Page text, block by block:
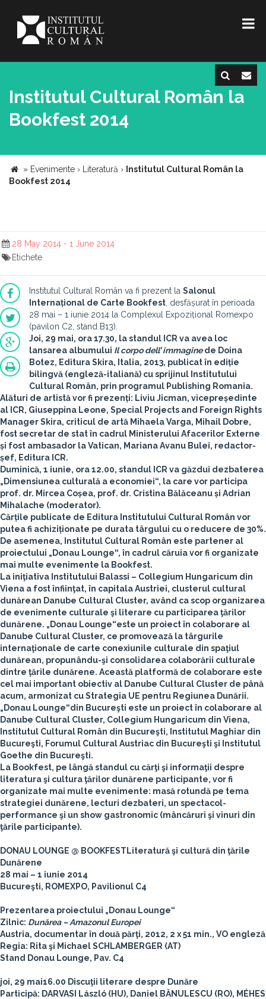
Institutul Cultural Român la
Bookfest 2014
» Evenimente › Literatură › Institutul Cultural Român la
Bookfest 2014
28 May 2014 - 1 June 2014
Etichete
Institutul Cultural Român va fi prezent la Salonul
Internațional de Carte Bookfest , desfășurat în perioada
28 mai – 1 iunie 2014 la Complexul Expozițional Romexpo
(pavilon C2, stand B13).
Joi, 29 mai, ora 17.30, la standul ICR va avea loc
lansarea albumului Il corpo dell’ immaginede Doina
Botez, Editura Skira, Italia, 2013, publicat în ediție
bilingvă (engleză-italiană) cu sprijinul Institutului
Cultural Român, prin programul Publishing Romania.
Alături de artistă vor fi prezenți: Liviu Jicman, vicepreședinte
al ICR, Giuseppina Leone, Special Projects and Foreign Rights
Manager Skira, criticul de artă Mihaela Varga, Mihail Dobre,
fost secretar de stat în cadrul Ministerului Afacerilor Externe
și fost ambasador la Vatican, Mariana Avanu Bulei, redactor-
șef, Editura ICR.
Duminică, 1 iunie, ora 12.00, standul ICR va găzdui dezbaterea
„ Dimensiunea culturală a economiei“, la care vor participa
prof. dr. Mircea Coșea, prof. dr. Cristina Bălăceanu și Adrian
Mihalache (moderator).
Cărțile publicate de Editura Institutului Cultural Român vor
putea fi achiziționate pe durata târgului cu o reducere de 30%.
De asemenea, Institutul Cultural Român este partener al
proiectului „ Donau Lounge“, în cadrul căruia vor fi organizate
mai multe evenimente la Bookfest.
La iniţiativa Institutului Balassi – Collegium Hungaricum din
Viena a fost înfiinţat, în capitala Austriei, clusterul cultural
dunărean Danube Cultural Cluster, având ca scop organizarea
de evenimente culturale şi literare cu participarea ţărilor
dunărene. „ Donau Lounge“este un proiect în colaborare al
Danube Cultural Cluster, ce promovează la târgurile
internaţionale de carte conexiunile culturale din spaţiul
dunărean, propunându-şi consolidarea colaborării culturale
dintre ţările dunărene. Această platformă de colaborare este
cel mai important obiectiv al Danube Cultural Cluster de până
acum, armonizat cu Strategia UE pentru Regiunea Dunării.
„Donau Lounge“din Bucureşti este un proiect în colaborare al
Danube Cultural Cluster, Collegium Hungaricum din Viena,
Institutul Cultural Român din Bucureşti, Institutul Maghiar din
Bucureşti, Forumul Cultural Austriac din Bucureşti şi Institutul
Goethe din Bucureşti.
La Bookfest, pe lângă standul cu cărţi şi informaţii despre
literatura şi cultura ţărilor dunărene participante, vor fi
organizate mai multe evenimente: masă rotundă pe tema
strategiei dunărene, lecturi dezbateri, un spectacol-
performance şi un show gastronomic (mâncăruri şi vinuri din
ţările participante).
DONAU LOUNGE @ BOOKFEST Literatură şi cultură din ţările
Dunărene
28 mai – 1 iunie 2014
Bucureşti, ROMEXPO, Pavilionul C4
Prezentarea proiectului „Donau Lounge“
Zilnic: Dunărea – Amazonul Europei
Austria, documentar în două părţi, 2012, 2 x 51 min., VO engleză
Regia: Rita şi Michael SCHLAMBERGER (AT)
Stand Donau Lounge, Pav. C4
joi, 29 mai16.00 Discuţii literare despre Dunăre
Participă: DARVASI László (HU), Daniel BĂNULESCU (RO), MÉHES